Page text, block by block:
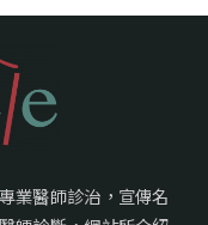
業醫師診治，宣傳名